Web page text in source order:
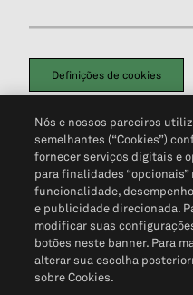
Definições de cookies
Política de PrivacidadePortal de
Não Venda Minhas Informações
Nós e nossos parceiros
semelhantes (“Cookies”)
fornecer serviços digitais e
para finalidades “opcionais”
funcionalidade,
e publicidade direcionada.
modificar suas
botões neste banner. Para
alterar sua escolha
sobre Cookies.